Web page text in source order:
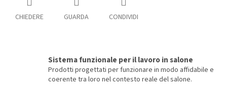
CHIEDERE GUARDA CONDIVIDI
Sistema funzionale per il lavoro in salone
Prodotti progettati per funzionare in modo affidabile e
coerente tra loro nel contesto reale del salone.